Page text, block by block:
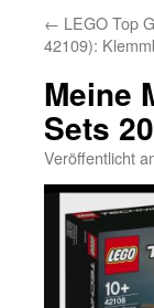
← LEGO Top
42109):
Meine
Sets
Veröffentlicht